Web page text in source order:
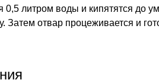
0,5 литром воды и кипятятся до
Затем отвар процеживается и